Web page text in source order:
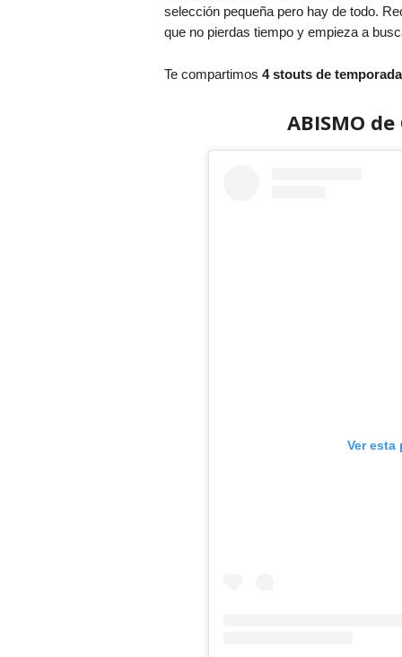
selección pequeña pero hay de todo.
que no pierdas tiempo y empieza a
Te compartimos 4 stouts de
ABISMO
Ver esta